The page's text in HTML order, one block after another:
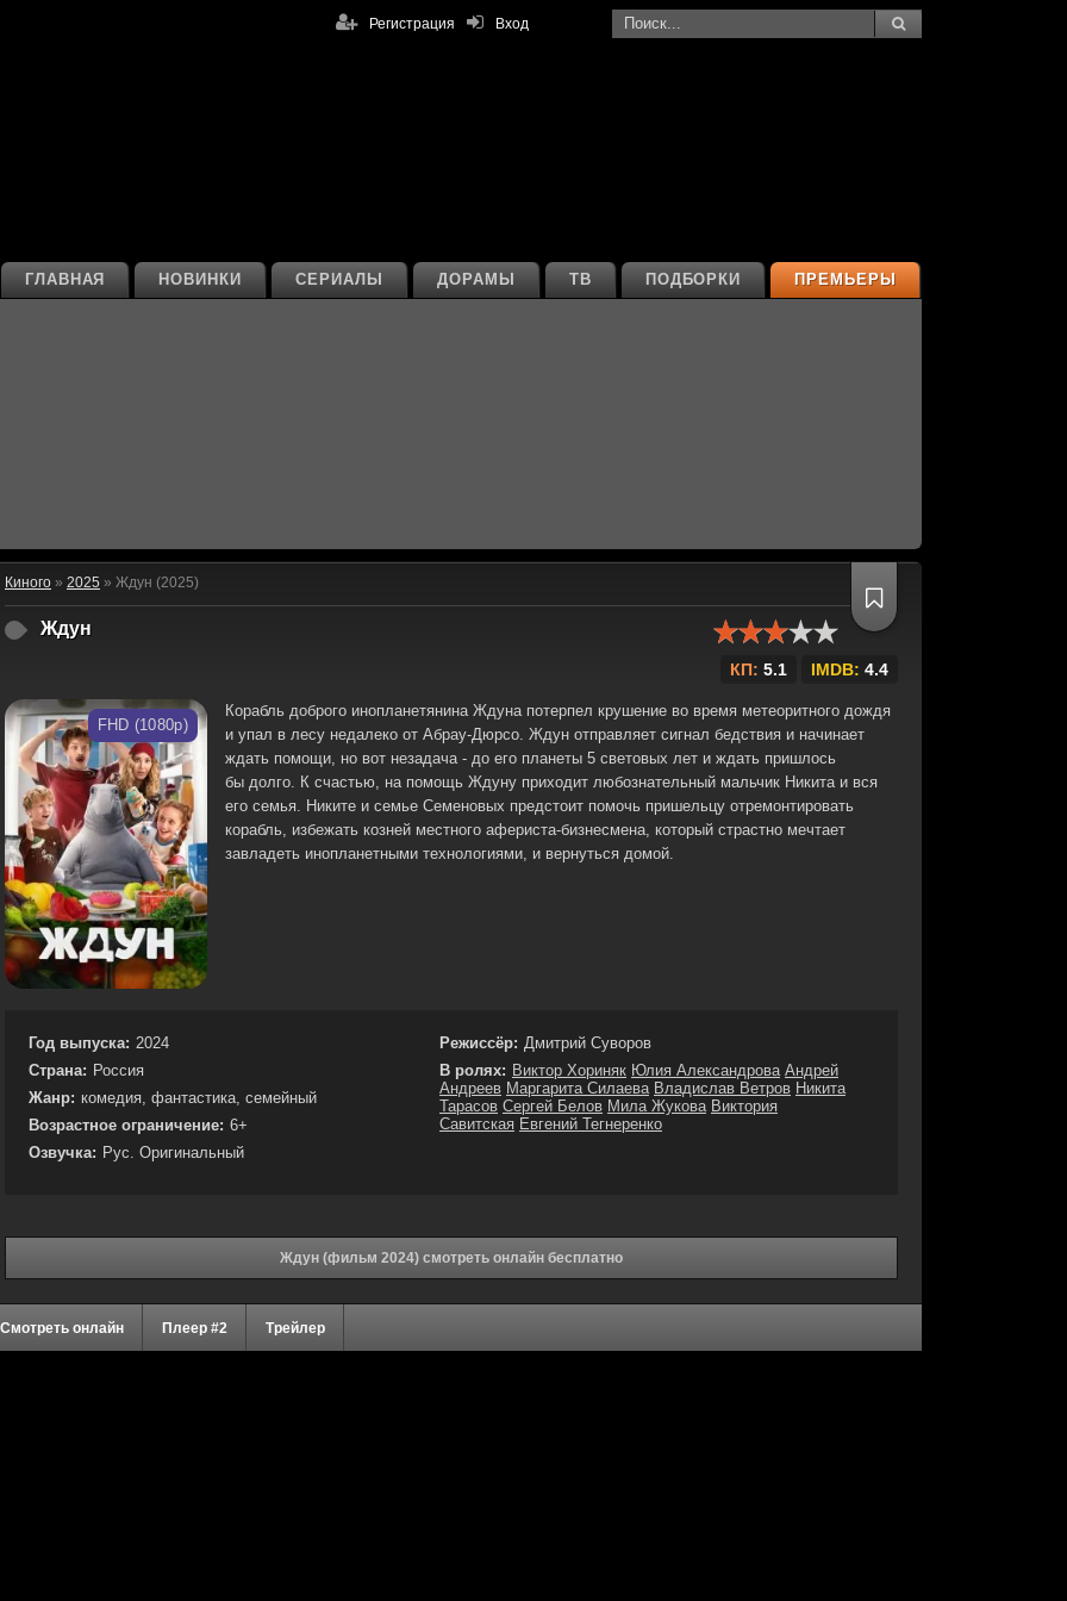
Вход
Регистрация
ПРЕМЬЕРЫ
ПОДБОРКИ
ТВ
ДОРАМЫ
СЕРИАЛЫ
НОВИНКИ
ГЛАВНАЯ
Киного » 2025 » Ждун (2025)
Ждун
КП: 5.1 IMDB: 4.4
FHD (1080p)
Корабль доброго инопланетянина Ждуна потерпел крушение во время метеоритного дождя
и упал в лесу недалеко от Абрау-Дюрсо. Ждун отправляет сигнал бедствия и начинает
ждать помощи, но вот незадача - до его планеты 5 световых лет и ждать пришлось
бы долго. К счастью, на помощь Ждуну приходит любознательный мальчик Никита и вся
его семья. Никите и семье Семеновых предстоит помочь пришельцу отремонтировать
корабль, избежать козней местного афериста-бизнесмена, который страстно мечтает
завладеть инопланетными технологиями, и вернуться домой.
Год выпуска: 2024
Страна: Россия
Жанр: комедия, фантастика, семейный
Возрастное ограничение: 6+
Озвучка: Рус. Оригинальный
Режиссёр: Дмитрий Суворов
В ролях: Виктор Хориняк Юлия Александрова Андрей
Андреев Маргарита Силаева Владислав Ветров Никита
Тарасов Сергей Белов Мила Жукова Виктория
Савитская Евгений Тегнеренко
Ждун (фильм 2024) смотреть онлайн бесплатно
Смотреть онлайн Плеер #2 Трейлер